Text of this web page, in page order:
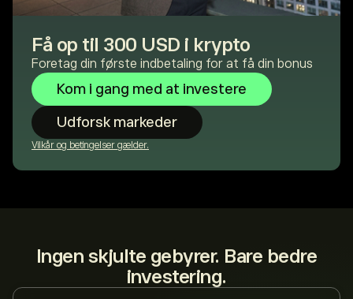
Få op til 300 USD i krypto
Foretag din første indbetaling for at få din bonus
Kom i gang med at investere
Udforsk markeder
Vilkår og betingelser gælder.
Ingen skjulte gebyrer. Bare bedre
investering.